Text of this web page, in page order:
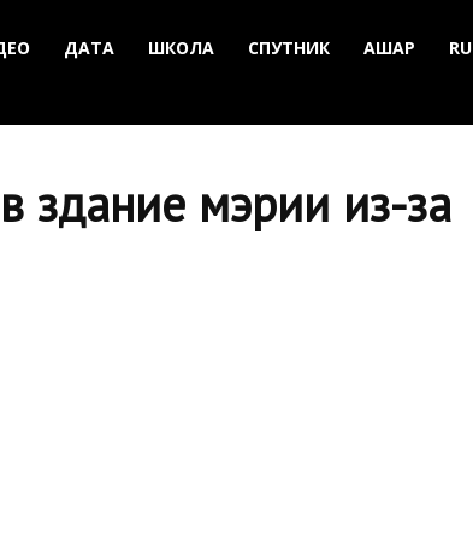
ДАТА ШКОЛА СПУТНИК АШАР RU
здание мэрии из-за